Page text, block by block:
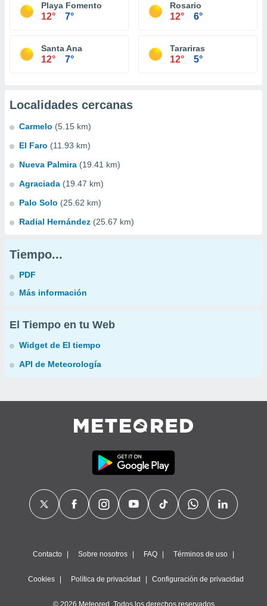
Playa Fomento
12° 7°
Rosario
12° 6°
Santa Ana
12° 7°
Tarariras
12° 5°
Localidades cercanas
Carmelo (5.15 km)
El Faro (11.93 km)
Nueva Palmira (19.41 km)
Agraciada (19.47 km)
Palo Solo (25.62 km)
Radial Hernández (25.67 km)
Tiempo...
PDF
Más información
El Tiempo en tu Web
Widget de El tiempo
API de Meteorología
Contacto Sobre nosotros FAQ Términos de uso
Cookies Política de privacidad Configuración de privacidad
© 2026 Meteored. Todos los derechos reservados